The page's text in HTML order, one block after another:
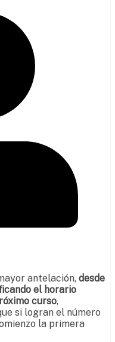
antelación, desde
el horario
curso,
si logran el número
la primera